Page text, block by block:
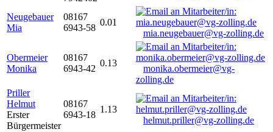
Neugebauer
Mia
08167
6943-58
0.01
mia.neugebauer@vg-zolling.de
Obermeier
Monika
08167
6943-42
0.13
monika.obermeier@vg-
zolling.de
Priller
Helmut
Erster
Bürgermeister
08167
6943-18
1.13
helmut.priller@vg-zolling.de